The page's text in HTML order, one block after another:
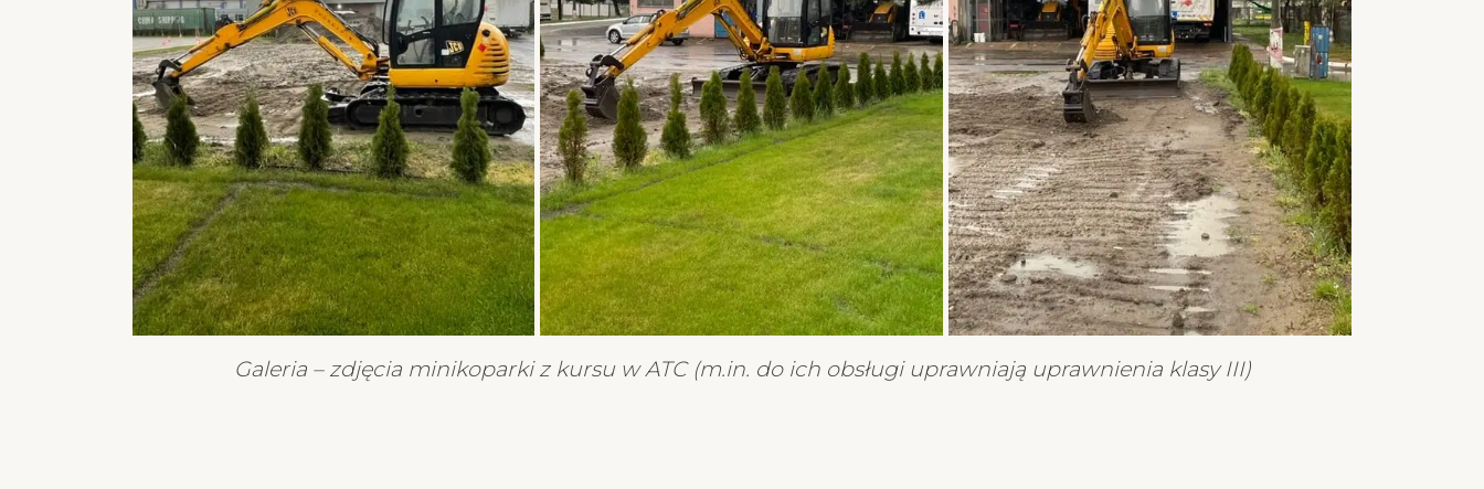
Galeria – zdjęcia minikoparki z kursu w ATC (m.in. do ich obsługi uprawniają uprawnienia klasy III)